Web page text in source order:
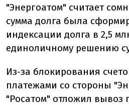
"Энергоатом" считает
сумма долга была
индексации долга в 2,5
единоличному решению
Из-за блокирования
платежами со стороны
"Росатом" отложил вывоз